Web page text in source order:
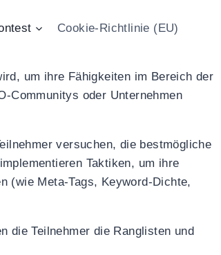
Cookie-Richtlinie (EU)
um ihre Fähigkeiten im Bereich der
Communitys oder Unternehmen
versuchen, die bestmögliche
Taktiken, um ihre
(wie Meta-Tags, Keyword-Dichte,
die Teilnehmer die Ranglisten und